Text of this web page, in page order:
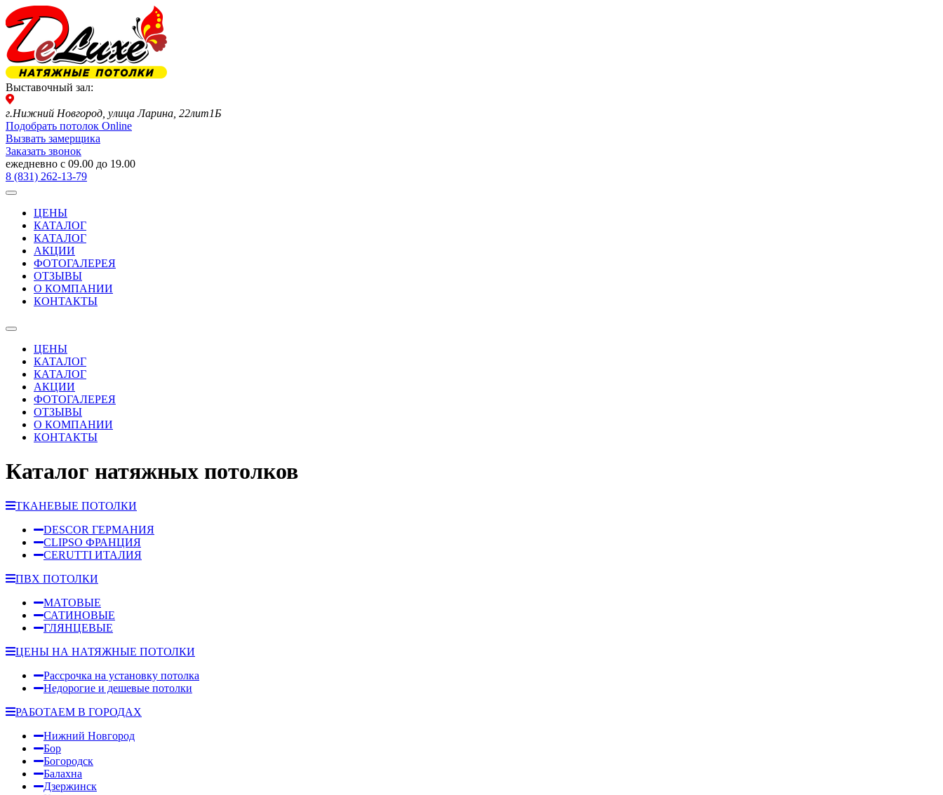
Выставочный зал:
г.Нижний Новгород, улица Ларина, 22лит1Б
Подобрать потолок Online
Вызвать замерщика
Заказать звонок
ежедневно с 09.00 до 19.00
8 (831) 262-13-79
ЦЕНЫ
КАТАЛОГ
КАТАЛОГ
АКЦИИ
ФОТОГАЛЕРЕЯ
ОТЗЫВЫ
О КОМПАНИИ
КОНТАКТЫ
ЦЕНЫ
КАТАЛОГ
КАТАЛОГ
АКЦИИ
ФОТОГАЛЕРЕЯ
ОТЗЫВЫ
О КОМПАНИИ
КОНТАКТЫ
Каталог натяжных потолков
ТКАНЕВЫЕ ПОТОЛКИ
DESCOR ГЕРМАНИЯ
CLIPSO ФРАНЦИЯ
CERUTTI ИТАЛИЯ
ПВХ ПОТОЛКИ
МАТОВЫЕ
САТИНОВЫЕ
ГЛЯНЦЕВЫЕ
ЦЕНЫ НА НАТЯЖНЫЕ ПОТОЛКИ
Рассрочка на установку потолка
Недорогие и дешевые потолки
РАБОТАЕМ В ГОРОДАХ
Нижний Новгород
Бор
Богородск
Балахна
Дзержинск